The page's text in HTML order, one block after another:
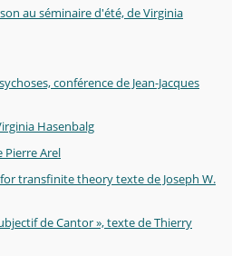
au séminaire d'été, de Virginia
conférence de Jean-Jacques
Hasenbalg
Pierre Arel
transfinite theory texte de Joseph W.
de Cantor », texte de Thierry